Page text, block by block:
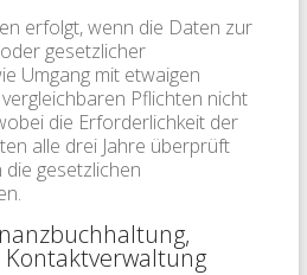
erfolgt, wenn die Daten zur
gesetzlicher
Umgang mit etwaigen
Pflichten nicht
die Erforderlichkeit der
alle drei Jahre überprüft
die gesetzlichen